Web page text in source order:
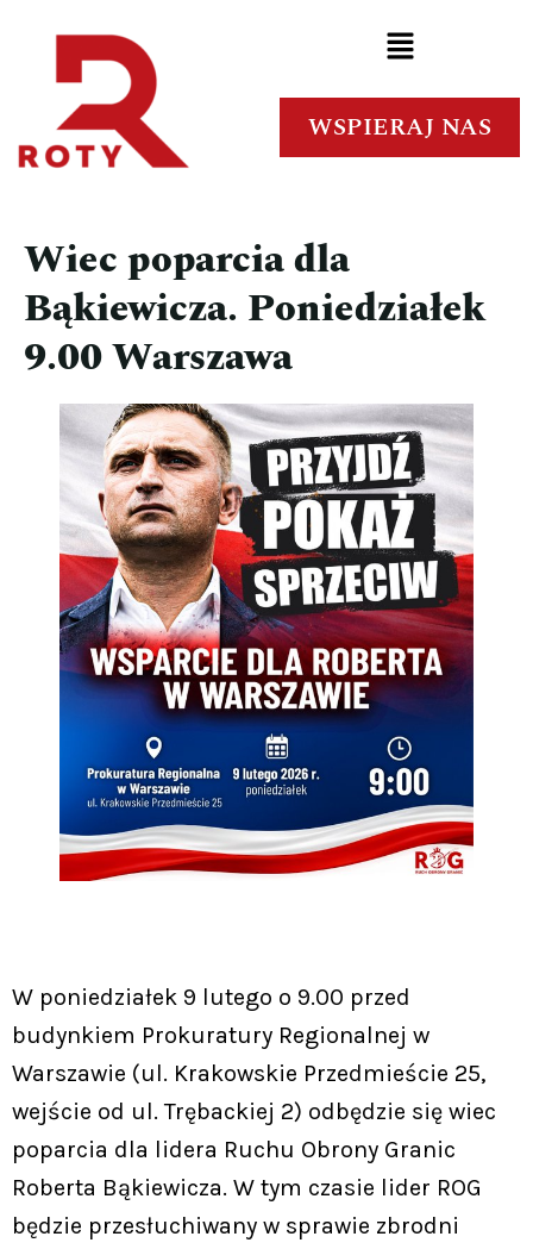
WSPIERAJ NAS
Wiec poparcia dla
Bąkiewicza. Poniedziałek
9.00 Warszawa
W poniedziałek 9 lutego o 9.00 przed
budynkiem Prokuratury Regionalnej w
Warszawie (ul. Krakowskie Przedmieście 25,
wejście od ul. Trębackiej 2) odbędzie się wiec
poparcia dla lidera Ruchu Obrony Granic
Roberta Bąkiewicza. W tym czasie lider ROG
będzie przesłuchiwany w sprawie zbrodni